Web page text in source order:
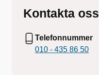
Kontakta oss
Telefonnummer
010 - 435 86 50